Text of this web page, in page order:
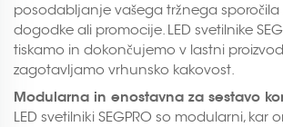
posodabljanje vašega tržnega
dogodke ali promocije. LED svetilnike
tiskamo in dokončujemo v lastni
zagotavljamo vrhunsko kakovost.
Modularna in enostavna za sestavo
LED svetilniki SEGPRO so modularni, kar